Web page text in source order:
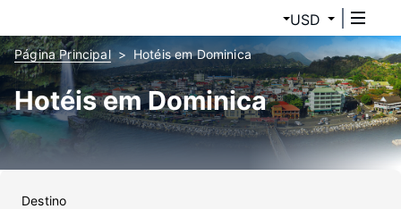
USD
Página Principal Hotéis em Dominica
Hotéis em Dominica
Destino